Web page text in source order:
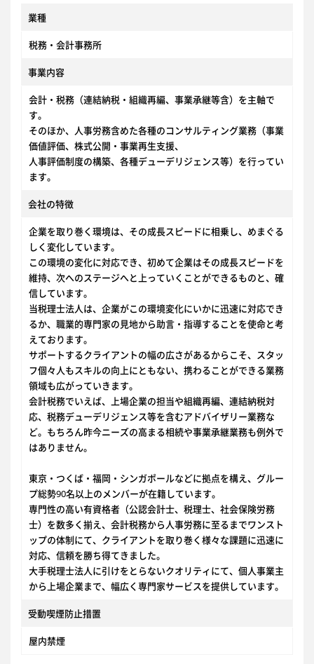
業種
税務・会計事務所
事業内容
会計・税務（連結納税・組織再編、事業承継等含）を主軸で
す。
そのほか、人事労務含めた各種のコンサルティング業務（事業
価値評価、株式公開・事業再生支援、
人事評価制度の構築、各種デューデリジェンス等）を行ってい
ます。
会社の特徴
企業を取り巻く環境は、その成長スピードに相乗し、めまぐる
しく変化しています。
この環境の変化に対応でき、初めて企業はその成長スピードを
維持、次へのステージへと上っていくことができるものと、確
信しています。
当税理士法人は、企業がこの環境変化にいかに迅速に対応でき
るか、職業的専門家の見地から助言・指導することを使命と考
えております。
サポートするクライアントの幅の広さがあるからこそ、スタッ
フ個々人もスキルの向上にともない、携わることができる業務
領域も広がっていきます。
会計税務でいえば、上場企業の担当や組織再編、連結納税対
応、税務デューデリジェンス等を含むアドバイザリー業務な
ど。もちろん昨今ニーズの高まる相続や事業承継業務も例外で
はありません。
東京・つくば・福岡・シンガポールなどに拠点を構え、グルー
プ総勢90名以上のメンバーが在籍しています。
専門性の高い有資格者（公認会計士、税理士、社会保険労務
士）を数多く揃え、会計税務から人事労務に至るまでワンスト
ップの体制にて、クライアントを取り巻く様々な課題に迅速に
対応、信頼を勝ち得てきました。
大手税理士法人に引けをとらないクオリティにて、個人事業主
から上場企業まで、幅広く専門家サービスを提供しています。
受動喫煙防止措置
屋内禁煙